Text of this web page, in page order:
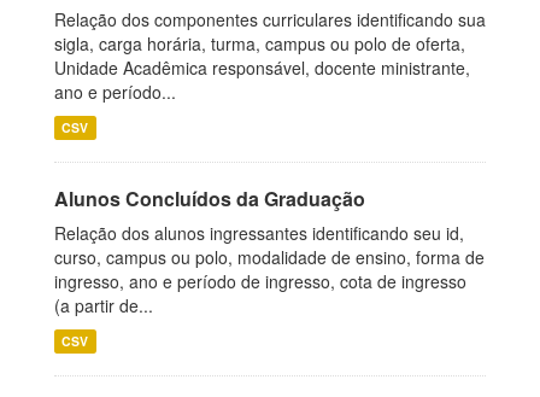
Relação dos componentes curriculares identificando sua
sigla, carga horária, turma, campus ou polo de oferta,
Unidade Acadêmica responsável, docente ministrante,
ano e período...
CSV
Alunos Concluídos da Graduação
Relação dos alunos ingressantes identificando seu id,
curso, campus ou polo, modalidade de ensino, forma de
ingresso, ano e período de ingresso, cota de ingresso
(a partir de...
CSV